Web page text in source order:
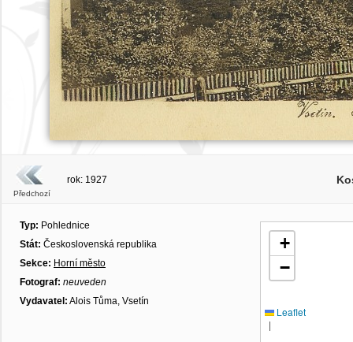
Předchozí
rok: 1927
Typ: Pohlednice
Stát: Československá republika
Sekce: Horní město
Fotograf: neuveden
Vydavatel: Alois Tůma, Vsetín
+
−
Leaflet
|